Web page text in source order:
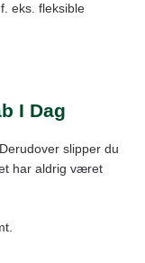
eks. fleksible
I Dag
slipper du
har aldrig været